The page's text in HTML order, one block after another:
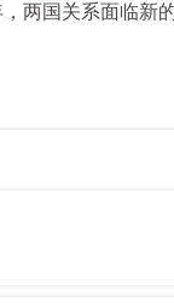
两国关系面临新